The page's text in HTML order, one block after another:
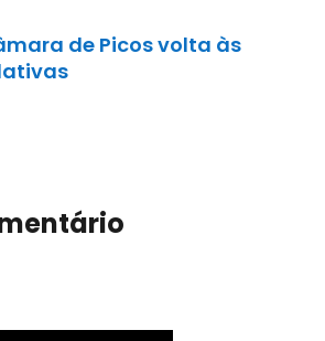
de Picos volta às